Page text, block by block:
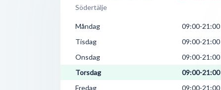
Södertälje
Måndag
09:00-21:00
Tisdag
09:00-21:00
Onsdag
09:00-21:00
Torsdag
09:00-21:00
Fredag
09:00-21:00